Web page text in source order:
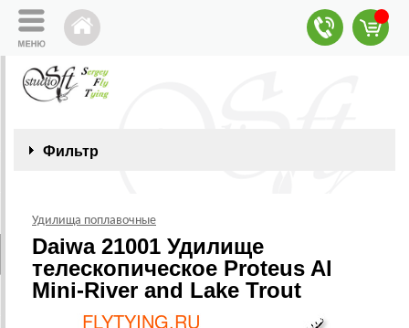
Фильтр
Удилища поплавочные
Daiwa 21001 Удилище
телескопическое Proteus Al
Mini-River and Lake Trout